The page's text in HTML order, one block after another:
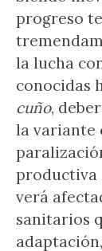
progreso
la lucha
conocidas
cuño,
la variante
productiva
verá
sanitarios